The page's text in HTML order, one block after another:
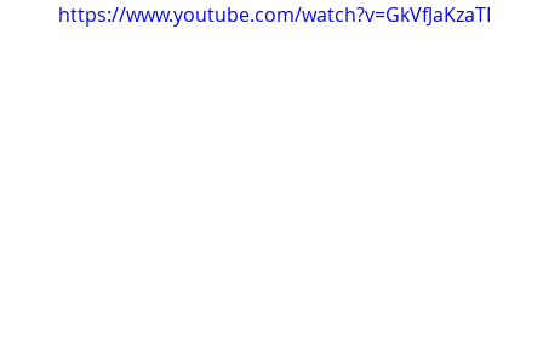
https://www.youtube.com/watch?v=GkVfJaKzaTI